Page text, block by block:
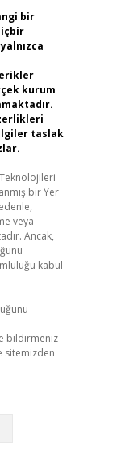
bir
kurum
taslak
Teknolojileri
bir Yer
veya
Ancak,
kabul
bildirmeniz
sitemizden